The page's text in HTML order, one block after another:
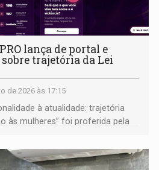
lança de portal e
trajetória da Lei
de 2026 às 17:15
à atualidade: trajetória
às mulheres” foi proferida pela